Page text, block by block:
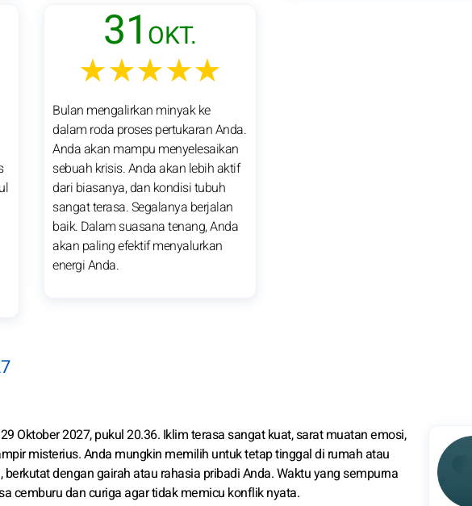
31 OKT.
★★★★★
Bulan mengalirkan minyak ke
dalam roda proses pertukaran Anda.
Anda akan mampu menyelesaikan
sebuah krisis. Anda akan lebih aktif
dari biasanya, dan kondisi tubuh
sangat terasa. Segalanya berjalan
baik. Dalam suasana tenang, Anda
akan paling efektif menyalurkan
energi Anda.
Oktober 2027, pukul 20.36. Iklim terasa sangat kuat, sarat muatan emosi,
misterius. Anda mungkin memilih untuk tetap tinggal di rumah atau
dengan gairah atau rahasia pribadi Anda. Waktu yang sempurna
cemburu dan curiga agar tidak memicu konflik nyata.